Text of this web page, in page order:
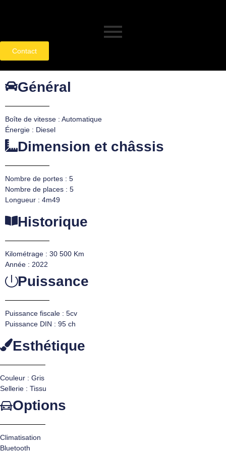
Contact
Général
Boîte de vitesse : Automatique
Énergie : Diesel
Dimension et châssis
Nombre de portes : 5
Nombre de places : 5
Longueur : 4m49
Historique
Kilométrage : 30 500 Km
Année : 2022
Puissance
Puissance fiscale : 5cv
Puissance DIN : 95 ch
Esthétique
Couleur : Gris
Sellerie : Tissu
Options
Climatisation
Bluetooth